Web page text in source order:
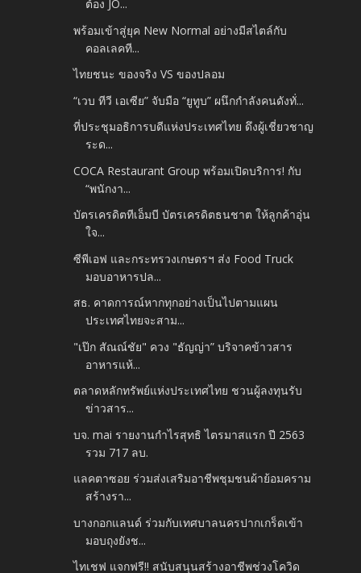
ต้อง JO...
พร้อมเข้าสู่ยุค New Normal อย่างมีสไตล์กับ
คอลเลคที...
ไทยชนะ ของจริง VS ของปลอม
“เวบ ทีวี เอเซีย” จับมือ “ยูทูบ” ผนึกกำลังคนดังทั่...
ที่ประชุมอธิการบดีแห่งประเทศไทย ดึงผู้เชี่ยวชาญ
ระด...
COCA Restaurant Group พร้อมเปิดบริการ! กับ
“พนักงา...
บัตรเครดิตทีเอ็มบี บัตรเครดิตธนชาต ให้ลูกค้าอุ่น
ใจ...
ซีพีเอฟ และกระทรวงเกษตรฯ ส่ง Food Truck
มอบอาหารปล...
สธ. คาดการณ์หากทุกอย่างเป็นไปตามแผน
ประเทศไทยจะสาม...
"เป๊ก สัณณ์ชัย" ควง "ธัญญ่า” บริจาคข้าวสาร
อาหารแห้...
ตลาดหลักทรัพย์แห่งประเทศไทย ชวนผู้ลงทุนรับ
ข่าวสาร...
บจ. mai รายงานกำไรสุทธิ ไตรมาสแรก ปี 2563
รวม 717 ลบ.
แลคตาซอย ร่วมส่งเสริมอาชีพชุมชนผ้าย้อมคราม
สร้างรา...
บางกอกแลนด์ ร่วมกับเทศบาลนครปากเกร็ดเข้า
มอบถุงยังช...
ไทเชฟ แจกฟรี!! สนับสนุนสร้างอาชีพช่วงโควิด